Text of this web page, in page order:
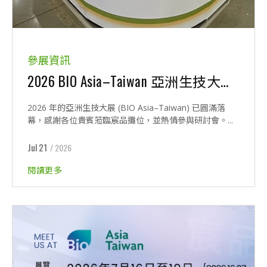
參展資訊
2026 BIO Asia–Taiwan 亞洲生技大展暨新品發表研討會圓滿落幕
2026 年的亞洲生技大展 (BIO Asia–Taiwan) 已圓滿落
幕，感謝各位貴賓蒞臨宸品攤位，並熱情參與研討會。...
Jul 21 / 2026
閱讀更多